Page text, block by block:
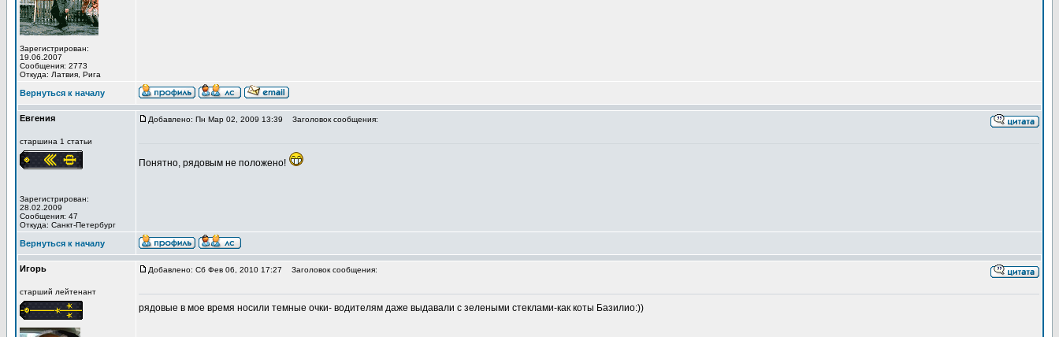
Зарегистрирован:
19.06.2007
Сообщения: 2773
Откуда: Латвия, Рига
Вернуться к началу
Евгения
старшина 1 статьи
Зарегистрирован:
28.02.2009
Сообщения: 47
Откуда: Санкт-Петербург
Добавлено: Пн Мар 02, 2009 13:39 Заголовок сообщения:
Понятно, рядовым не положено!
Вернуться к началу
Игорь
старший лейтенант
Добавлено: Сб Фев 06, 2010 17:27 Заголовок сообщения:
рядовые в мое время носили темные очки- водителям даже выдавали с зелеными стеклами-как коты Базилио:))